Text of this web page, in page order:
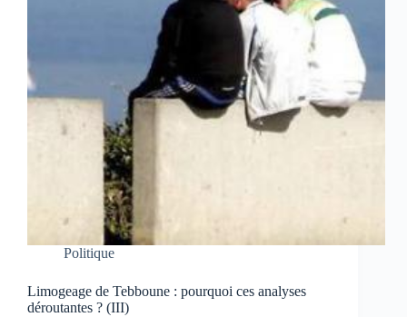
Politique
Limogeage de Tebboune : pourquoi ces analyses
déroutantes ? (III)